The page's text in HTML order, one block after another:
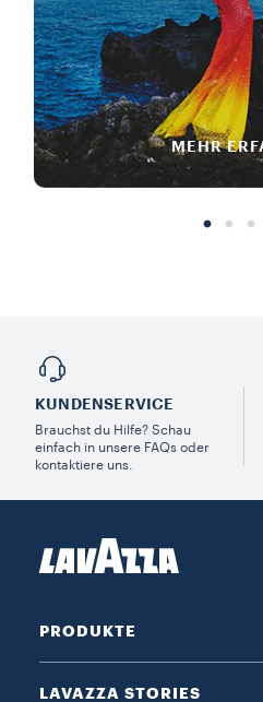
MEHR
KUNDENSERVICE​
Brauchst du Hilfe? Schau
einfach in unsere FAQs oder
kontaktiere uns.
PRODUKTE
LAVAZZA STORIES